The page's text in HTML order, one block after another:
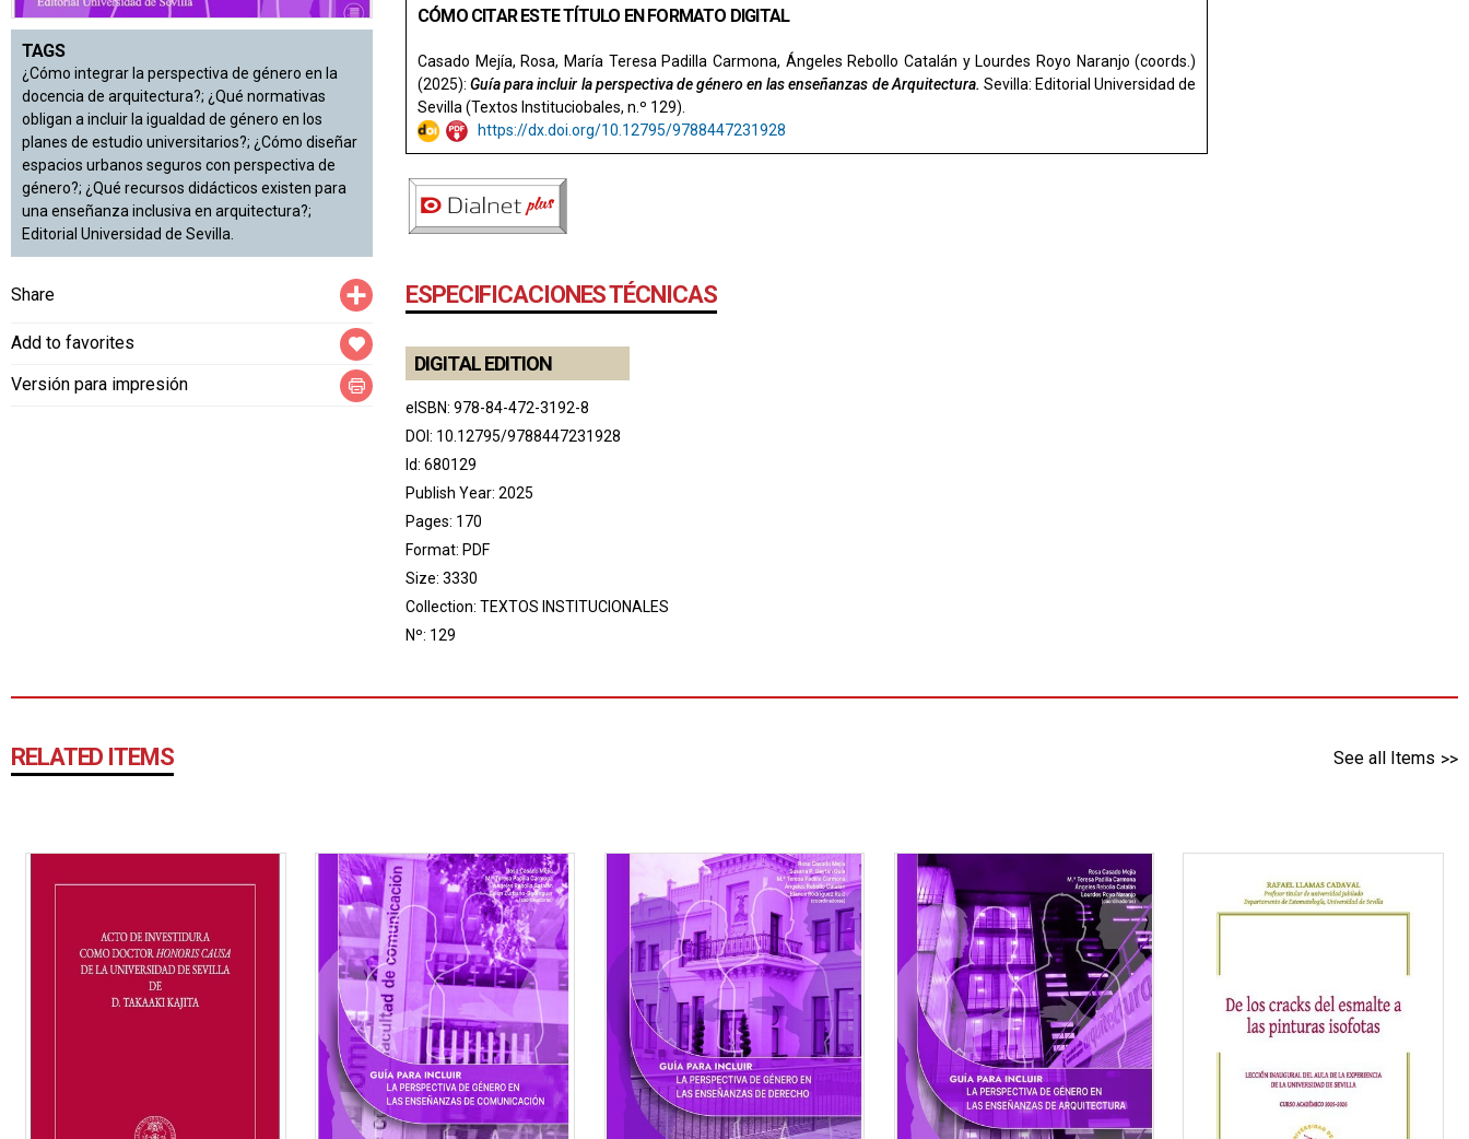
TAGS
¿Cómo integrar la perspectiva de género en la
docencia de arquitectura?; ¿Qué normativas
obligan a incluir la igualdad de género en los
planes de estudio universitarios?; ¿Cómo diseñar
espacios urbanos seguros con perspectiva de
género?; ¿Qué recursos didácticos existen para
una enseñanza inclusiva en arquitectura?;
Editorial Universidad de Sevilla.
Share Compartir
Add to favorites
Versión para impresión
CÓMO CITAR ESTE TÍTULO EN FORMATO DIGITAL
Casado Mejía, Rosa, María Teresa Padilla Carmona, Ángeles Rebollo Catalán y Lourdes Royo Naranjo (coords.)
(2025): Guía para incluir la perspectiva de género en las enseñanzas de Arquitectura. Sevilla: Editorial Universidad de
Sevilla (Textos Instituciobales, n.º 129).
https://dx.doi.org/10.12795/9788447231928
ESPECIFICACIONES TÉCNICAS
DIGITAL EDITION
eISBN: 978-84-472-3192-8
DOI: 10.12795/9788447231928
Id: 680129
Publish Year: 2025
Pages: 170
Format: PDF
Size: 3330
Collection: TEXTOS INSTITUCIONALES
Nº: 129
RELATED ITEMS See all Items